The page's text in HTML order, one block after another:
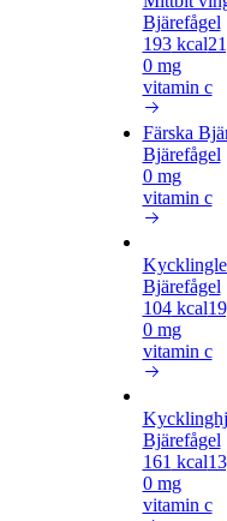
Bjärefågel
193kcal
0 mg
vitamin c
Färska
Bjärefågel
0 mg
vitamin c
Bjärefågel
104kcal
0 mg
vitamin c
Bjärefågel
161 kcal
0 mg
vitamin c